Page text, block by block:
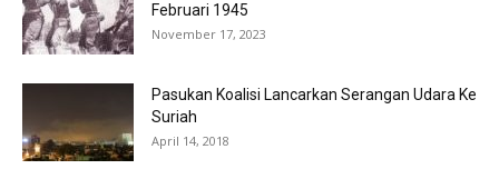
Februari 1945
November 17, 2023
Pasukan Koalisi Lancarkan Serangan Udara Ke
Suriah
April 14, 2018